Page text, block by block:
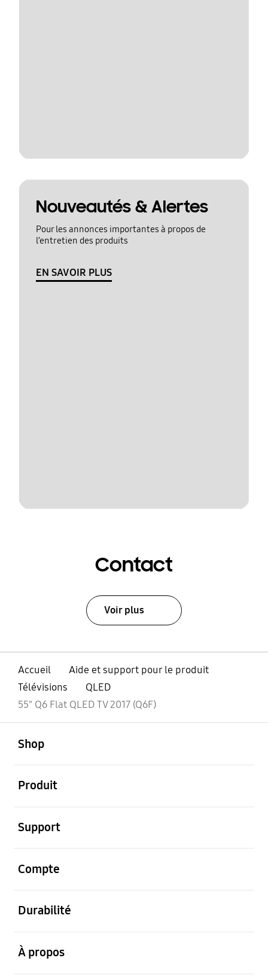
Nouveautés & Alertes
Pour les annonces importantes à propos de
l’entretien des produits
EN SAVOIR PLUS
Contact
Voir plus
Accueil
Aide et support pour le produit
Télévisions
QLED
55" Q6 Flat QLED TV 2017 (Q6F)
Shop
Produit
Support
Compte
Durabilité
À propos